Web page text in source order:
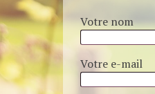
Votre nom
Votre e-mail